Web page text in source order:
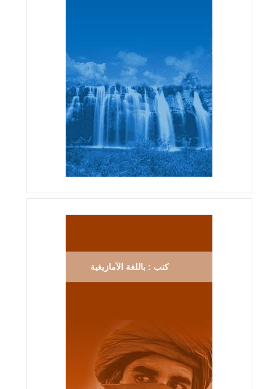
كتب : باللغة الآمازيغية